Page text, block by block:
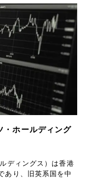
・ホールディング
ディングス）は香港
あり、旧英系国を中